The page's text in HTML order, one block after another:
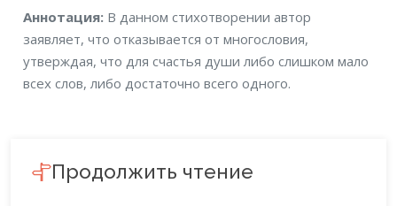
Аннотация
Аннотация: В данном стихотворении автор
заявляет, что отказывается от многословия,
утверждая, что для счастья души либо слишком мало
всех слов, либо достаточно всего одного.
Продолжить чтение